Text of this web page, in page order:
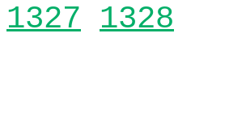
1327 1328